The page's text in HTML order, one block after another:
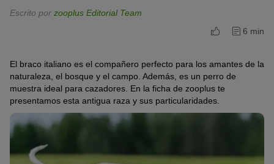
Escrito por zooplus Editorial Team
6 min
El braco italiano es el compañero perfecto para los amantes de la
naturaleza, el bosque y el campo. Además, es un perro de
muestra ideal para cazadores. En la ficha de zooplus te
presentamos esta antigua raza y sus particularidades.